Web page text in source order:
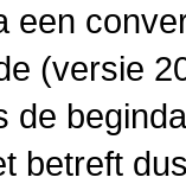
een
(versie
de
betreft